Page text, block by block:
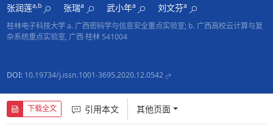
张润莲a,b 张瑞a 武小年a 刘文芬a
桂林电子科技大学 a. 广西密码学与信息安全重点实验室; b. 广西高校云计算与复
杂系统重点实验室, 广西 桂林 541004
DOI: 10.19734/j.issn.1001-3695.2020.12.0542
下载全文 引用本文 其他页面